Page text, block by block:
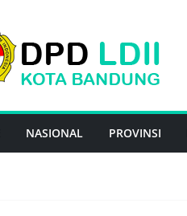
NASIONAL PROVINSI